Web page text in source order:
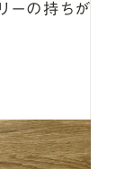
ーの持ちが